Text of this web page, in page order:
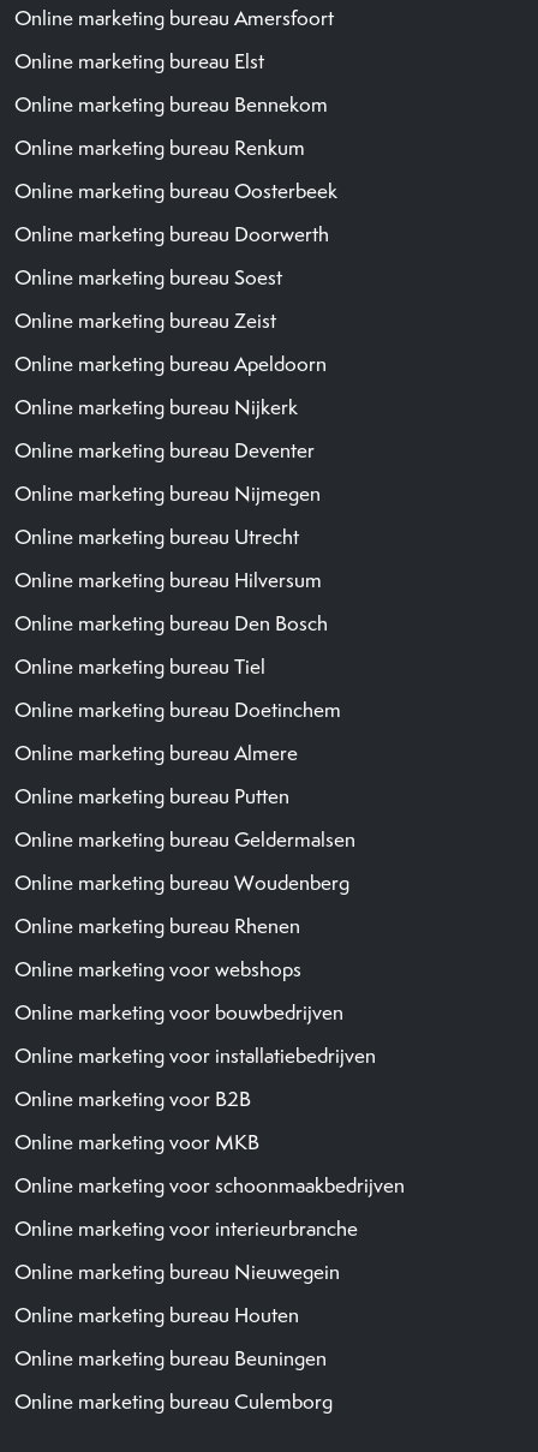
Online marketing bureau Amersfoort
Online marketing bureau Elst
Online marketing bureau Bennekom
Online marketing bureau Renkum
Online marketing bureau Oosterbeek
Online marketing bureau Doorwerth
Online marketing bureau Soest
Online marketing bureau Zeist
Online marketing bureau Apeldoorn
Online marketing bureau Nijkerk
Online marketing bureau Deventer
Online marketing bureau Nijmegen
Online marketing bureau Utrecht
Online marketing bureau Hilversum
Online marketing bureau Den Bosch
Online marketing bureau Tiel
Online marketing bureau Doetinchem
Online marketing bureau Almere
Online marketing bureau Putten
Online marketing bureau Geldermalsen
Online marketing bureau Woudenberg
Online marketing bureau Rhenen
Online marketing voor webshops
Online marketing voor bouwbedrijven
Online marketing voor installatiebedrijven
Online marketing voor B2B
Online marketing voor MKB
Online marketing voor schoonmaakbedrijven
Online marketing voor interieurbranche
Online marketing bureau Nieuwegein
Online marketing bureau Houten
Online marketing bureau Beuningen
Online marketing bureau Culemborg